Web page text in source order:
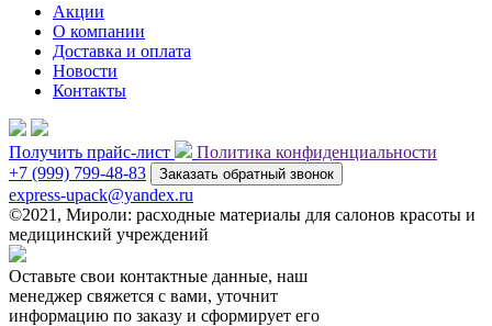
Акции
О компании
Доставка и оплата
Новости
Контакты
Получить прайс-лист
Политика конфиденциальности
+7 (999) 799-48-83
Заказать обратный звонок
express-upack@yandex.ru
©2021, Мироли: расходные материалы для салонов красоты и
медицинский учреждений
Оставьте свои контактные данные, наш
менеджер свяжется с вами, уточнит
информацию по заказу и сформирует его